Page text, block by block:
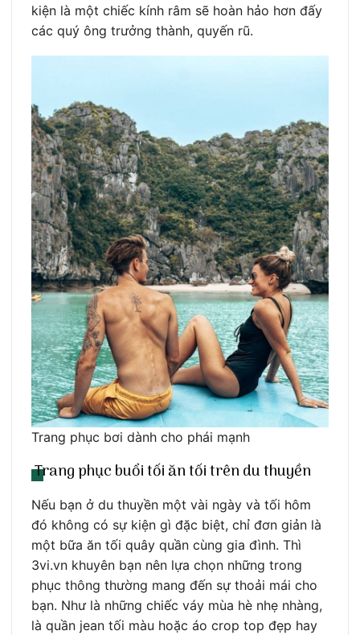
kiện là một chiếc kính râm sẽ hoàn hảo hơn đấy
các quý ông trưởng thành, quyến rũ.
Trang phục bơi dành cho phái mạnh
Trang phục buổi tối ăn tối trên du thuyền
Nếu bạn ở du thuyền một vài ngày và tối hôm
đó không có sự kiện gì đặc biệt, chỉ đơn giản là
một bữa ăn tối quây quần cùng gia đình. Thì
3vi.vn khuyên bạn nên lựa chọn những trong
phục thông thường mang đến sự thoải mái cho
bạn. Như là những chiếc váy mùa hè nhẹ nhàng,
là quần jean tối màu hoặc áo crop top đẹp hay